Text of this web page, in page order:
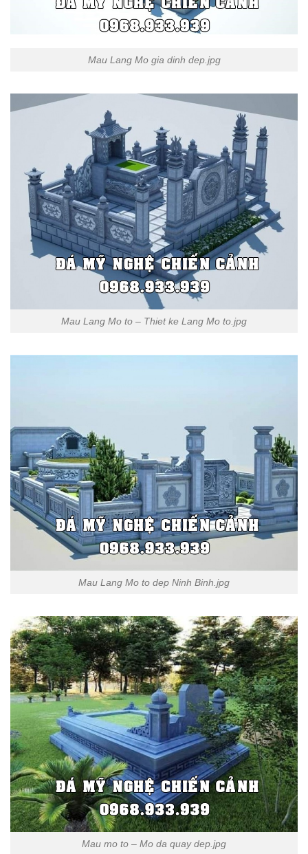
Mau Lang Mo gia dinh dep.jpg
Mau Lang Mo to – Thiet ke Lang Mo to.jpg
Mau Lang Mo to dep Ninh Binh.jpg
Mau mo to – Mo da quay dep.jpg